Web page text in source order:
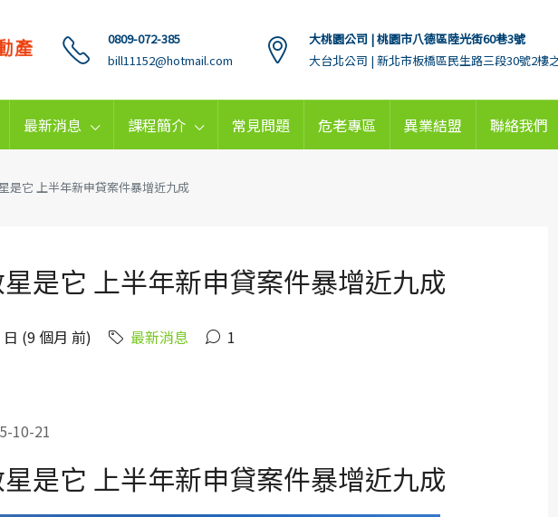
0809-072-385
bill11152@hotmail.com
大桃園公司 | 桃園市八德區陸光街60巷3號
大台北公司 | 新北市板橋區民生路三段30號2樓
最新消息 課程簡介 常見問題 危老專區 異業結盟 聯絡我們
是它 上半年新申貸案件暴增近九成
是它 上半年新申貸案件暴增近九成
(9 個月 前) 最新消息 1
10-21
是它 上半年新申貸案件暴增近九成